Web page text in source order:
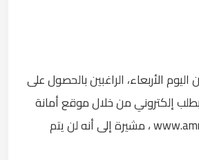
الأربعاء، الراغبين بالحصول على
بطلب إلكتروني من خلال موقع أمانة
عمّان الكبرى www.amman.jo ، مشيرة إلى أنه لن يتم